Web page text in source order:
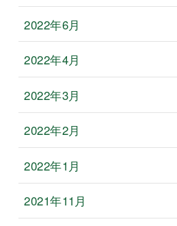
2022年6月
2022年4月
2022年3月
2022年2月
2022年1月
2021年11月